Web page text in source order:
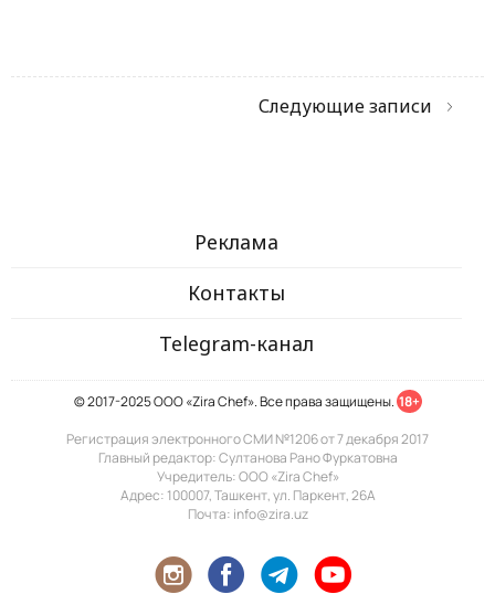
Следующие записи
Реклама
Контакты
Telegram-канал
© 2017-2025 ООО «Zira Chef». Все права защищены. 18+
Регистрация электронного СМИ №1206 от 7 декабря 2017
Главный редактор: Султанова Рано Фуркатовна
Учредитель: ООО «Zira Chef»
Адрес: 100007, Ташкент, ул. Паркент, 26А
Почта: info@zira.uz